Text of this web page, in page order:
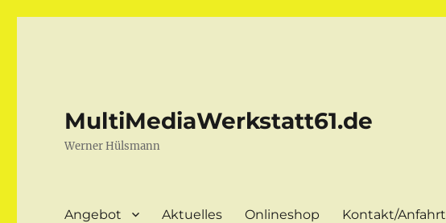
MultiMediaWerkstatt61.de
Werner Hülsmann
Angebot Aktuelles Onlineshop Kontakt/Anfahrt